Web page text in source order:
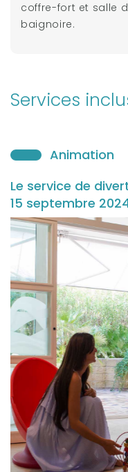
coffre-fort et salle
baignoire.
Services
Animation
Le service de
15 septembre